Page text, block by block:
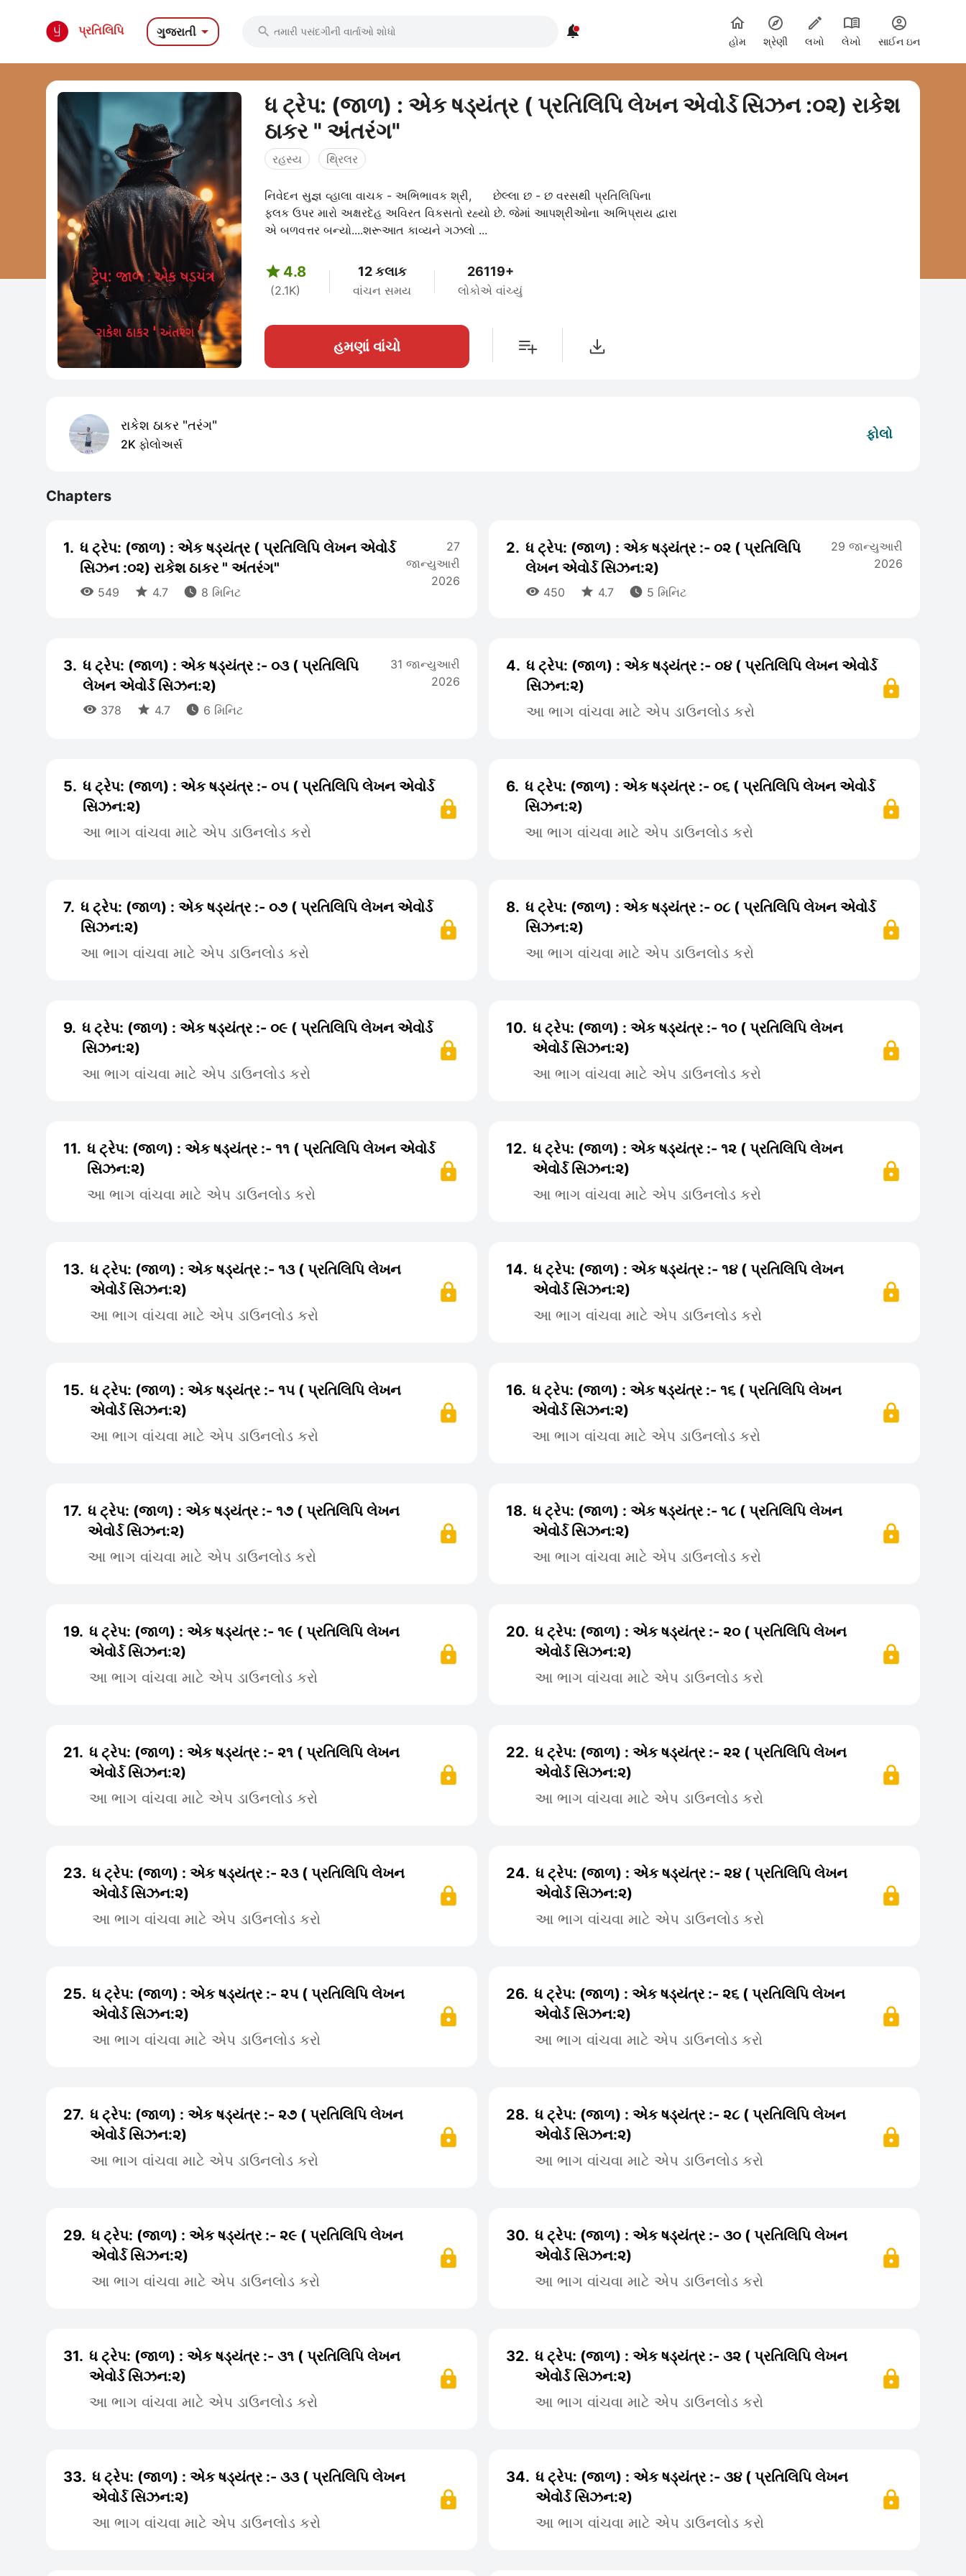
પ્રતિલિપિ ગુજરાતી   
હોમ શ્રેણી લખો લેખો સાઈન ઇન
ધ ટ્રેપ: (જાળ) : એક ષડ્યંત્ર ( પ્રતિલિપિ લેખન એવોર્ડ સિઝન :૦૨) રાકેશ
ઠાકર " અંતરંગ"
રહસ્ય થ્રિલર
નિવેદન સુજ્ઞ વ્હાલા વાચક - અભિભાવક શ્રી, છેલ્લા છ - છ વરસથી પ્રતિલિપિના
ફલક ઉપર મારો અક્ષરદેહ અવિરત વિકસતો રહ્યો છે. જેમાં આપશ્રીઓના અભિપ્રાય દ્વારા
એ બળવત્તર બન્યો....શરૂઆત કાવ્યને ગઝલો ...
 4.8
(2.1K)
12 કલાક
વાંચન સમય
26119+
લોકોએ વાંચ્યું
હમણાં વાંચો
રાકેશ ઠાકર "તરંગ"
2K ફોલોઅર્સ
ફોલો
Chapters
1. ધ ટ્રેપ: (જાળ) : એક ષડ્યંત્ર ( પ્રતિલિપિ લેખન એવોર્ડ
સિઝન :૦૨) રાકેશ ઠાકર " અંતરંગ"
 549  4.7  8 મિનિટ
27
જાન્યુઆરી
2026
2. ધ ટ્રેપ: (જાળ) : એક ષડ્યંત્ર :- ૦૨ ( પ્રતિલિપિ
લેખન એવોર્ડ સિઝન:૨)
 450  4.7  5 મિનિટ
29 જાન્યુઆરી
2026
3. ધ ટ્રેપ: (જાળ) : એક ષડ્યંત્ર :- ૦૩ ( પ્રતિલિપિ
લેખન એવોર્ડ સિઝન:૨)
 378  4.7  6 મિનિટ
31 જાન્યુઆરી
2026
4. ધ ટ્રેપ: (જાળ) : એક ષડ્યંત્ર :- ૦૪ ( પ્રતિલિપિ લેખન એવોર્ડ
સિઝન:૨)
આ ભાગ વાંચવા માટે એપ ડાઉનલોડ કરો
5. ધ ટ્રેપ: (જાળ) : એક ષડ્યંત્ર :- ૦૫ ( પ્રતિલિપિ લેખન એવોર્ડ
સિઝન:૨)
આ ભાગ વાંચવા માટે એપ ડાઉનલોડ કરો
6. ધ ટ્રેપ: (જાળ) : એક ષડ્યંત્ર :- ૦૬ ( પ્રતિલિપિ લેખન એવોર્ડ
સિઝન:૨)
આ ભાગ વાંચવા માટે એપ ડાઉનલોડ કરો
7. ધ ટ્રેપ: (જાળ) : એક ષડ્યંત્ર :- ૦૭ ( પ્રતિલિપિ લેખન એવોર્ડ
સિઝન:૨)
આ ભાગ વાંચવા માટે એપ ડાઉનલોડ કરો
8. ધ ટ્રેપ: (જાળ) : એક ષડ્યંત્ર :- ૦૮ ( પ્રતિલિપિ લેખન એવોર્ડ
સિઝન:૨)
આ ભાગ વાંચવા માટે એપ ડાઉનલોડ કરો
9. ધ ટ્રેપ: (જાળ) : એક ષડ્યંત્ર :- ૦૯ ( પ્રતિલિપિ લેખન એવોર્ડ
સિઝન:૨)
આ ભાગ વાંચવા માટે એપ ડાઉનલોડ કરો
10. ધ ટ્રેપ: (જાળ) : એક ષડ્યંત્ર :- ૧૦ ( પ્રતિલિપિ લેખન
એવોર્ડ સિઝન:૨)
આ ભાગ વાંચવા માટે એપ ડાઉનલોડ કરો
11. ધ ટ્રેપ: (જાળ) : એક ષડ્યંત્ર :- ૧૧ ( પ્રતિલિપિ લેખન એવોર્ડ
સિઝન:૨)
આ ભાગ વાંચવા માટે એપ ડાઉનલોડ કરો
12. ધ ટ્રેપ: (જાળ) : એક ષડ્યંત્ર :- ૧૨ ( પ્રતિલિપિ લેખન
એવોર્ડ સિઝન:૨)
આ ભાગ વાંચવા માટે એપ ડાઉનલોડ કરો
13. ધ ટ્રેપ: (જાળ) : એક ષડ્યંત્ર :- ૧૩ ( પ્રતિલિપિ લેખન
એવોર્ડ સિઝન:૨)
આ ભાગ વાંચવા માટે એપ ડાઉનલોડ કરો
14. ધ ટ્રેપ: (જાળ) : એક ષડ્યંત્ર :- ૧૪ ( પ્રતિલિપિ લેખન
એવોર્ડ સિઝન:૨)
આ ભાગ વાંચવા માટે એપ ડાઉનલોડ કરો
15. ધ ટ્રેપ: (જાળ) : એક ષડ્યંત્ર :- ૧૫ ( પ્રતિલિપિ લેખન
એવોર્ડ સિઝન:૨)
આ ભાગ વાંચવા માટે એપ ડાઉનલોડ કરો
16. ધ ટ્રેપ: (જાળ) : એક ષડ્યંત્ર :- ૧૬ ( પ્રતિલિપિ લેખન
એવોર્ડ સિઝન:૨)
આ ભાગ વાંચવા માટે એપ ડાઉનલોડ કરો
17. ધ ટ્રેપ: (જાળ) : એક ષડ્યંત્ર :- ૧૭ ( પ્રતિલિપિ લેખન
એવોર્ડ સિઝન:૨)
આ ભાગ વાંચવા માટે એપ ડાઉનલોડ કરો
18. ધ ટ્રેપ: (જાળ) : એક ષડ્યંત્ર :- ૧૮ ( પ્રતિલિપિ લેખન
એવોર્ડ સિઝન:૨)
આ ભાગ વાંચવા માટે એપ ડાઉનલોડ કરો
19. ધ ટ્રેપ: (જાળ) : એક ષડ્યંત્ર :- ૧૯ ( પ્રતિલિપિ લેખન
એવોર્ડ સિઝન:૨)
આ ભાગ વાંચવા માટે એપ ડાઉનલોડ કરો
20. ધ ટ્રેપ: (જાળ) : એક ષડ્યંત્ર :- ૨૦ ( પ્રતિલિપિ લેખન
એવોર્ડ સિઝન:૨)
આ ભાગ વાંચવા માટે એપ ડાઉનલોડ કરો
21. ધ ટ્રેપ: (જાળ) : એક ષડ્યંત્ર :- ૨૧ ( પ્રતિલિપિ લેખન
એવોર્ડ સિઝન:૨)
આ ભાગ વાંચવા માટે એપ ડાઉનલોડ કરો
22. ધ ટ્રેપ: (જાળ) : એક ષડ્યંત્ર :- ૨૨ ( પ્રતિલિપિ લેખન
એવોર્ડ સિઝન:૨)
આ ભાગ વાંચવા માટે એપ ડાઉનલોડ કરો
23. ધ ટ્રેપ: (જાળ) : એક ષડ્યંત્ર :- ૨૩ ( પ્રતિલિપિ લેખન
એવોર્ડ સિઝન:૨)
આ ભાગ વાંચવા માટે એપ ડાઉનલોડ કરો
24. ધ ટ્રેપ: (જાળ) : એક ષડ્યંત્ર :- ૨૪ ( પ્રતિલિપિ લેખન
એવોર્ડ સિઝન:૨)
આ ભાગ વાંચવા માટે એપ ડાઉનલોડ કરો
25. ધ ટ્રેપ: (જાળ) : એક ષડ્યંત્ર :- ૨૫ ( પ્રતિલિપિ લેખન
એવોર્ડ સિઝન:૨)
આ ભાગ વાંચવા માટે એપ ડાઉનલોડ કરો
26. ધ ટ્રેપ: (જાળ) : એક ષડ્યંત્ર :- ૨૬ ( પ્રતિલિપિ લેખન
એવોર્ડ સિઝન:૨)
આ ભાગ વાંચવા માટે એપ ડાઉનલોડ કરો
27. ધ ટ્રેપ: (જાળ) : એક ષડ્યંત્ર :- ૨૭ ( પ્રતિલિપિ લેખન
એવોર્ડ સિઝન:૨)
આ ભાગ વાંચવા માટે એપ ડાઉનલોડ કરો
28. ધ ટ્રેપ: (જાળ) : એક ષડ્યંત્ર :- ૨૮ ( પ્રતિલિપિ લેખન
એવોર્ડ સિઝન:૨)
આ ભાગ વાંચવા માટે એપ ડાઉનલોડ કરો
29. ધ ટ્રેપ: (જાળ) : એક ષડ્યંત્ર :- ૨૯ ( પ્રતિલિપિ લેખન
એવોર્ડ સિઝન:૨)
આ ભાગ વાંચવા માટે એપ ડાઉનલોડ કરો
30. ધ ટ્રેપ: (જાળ) : એક ષડ્યંત્ર :- ૩૦ ( પ્રતિલિપિ લેખન
એવોર્ડ સિઝન:૨)
આ ભાગ વાંચવા માટે એપ ડાઉનલોડ કરો
31. ધ ટ્રેપ: (જાળ) : એક ષડ્યંત્ર :- ૩૧ ( પ્રતિલિપિ લેખન
એવોર્ડ સિઝન:૨)
આ ભાગ વાંચવા માટે એપ ડાઉનલોડ કરો
32. ધ ટ્રેપ: (જાળ) : એક ષડ્યંત્ર :- ૩૨ ( પ્રતિલિપિ લેખન
એવોર્ડ સિઝન:૨)
આ ભાગ વાંચવા માટે એપ ડાઉનલોડ કરો
33. ધ ટ્રેપ: (જાળ) : એક ષડ્યંત્ર :- ૩૩ ( પ્રતિલિપિ લેખન
એવોર્ડ સિઝન:૨)
આ ભાગ વાંચવા માટે એપ ડાઉનલોડ કરો
34. ધ ટ્રેપ: (જાળ) : એક ષડ્યંત્ર :- ૩૪ ( પ્રતિલિપિ લેખન
એવોર્ડ સિઝન:૨)
આ ભાગ વાંચવા માટે એપ ડાઉનલોડ કરો